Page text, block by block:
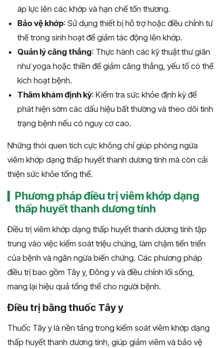
áp lực lên các khớp và hạn chế tổn thương.
Bảo vệ khớp: Sử dụng thiết bị hỗ trợ hoặc điều chỉnh tư
thế trong sinh hoạt để giảm tác động lên khớp.
Quản lý căng thẳng: Thực hành các kỹ thuật thư giãn
như yoga hoặc thiền để giảm căng thẳng, yếu tố có thể
kích hoạt bệnh.
Thăm khám định kỳ: Kiểm tra sức khỏe định kỳ để
phát hiện sớm các dấu hiệu bất thường và theo dõi tình
trạng bệnh nếu có nguy cơ cao.
Những thói quen tích cực không chỉ giúp phòng ngừa
viêm khớp dạng thấp huyết thanh dương tính mà còn cải
thiện sức khỏe tổng thể.
Phương pháp điều trị viêm khớp dạng
thấp huyết thanh dương tính
Điều trị viêm khớp dạng thấp huyết thanh dương tính tập
trung vào việc kiểm soát triệu chứng, làm chậm tiến triển
của bệnh và ngăn ngừa biến chứng. Các phương pháp
điều trị bao gồm Tây y, Đông y và điều chỉnh lối sống,
mang lại hiệu quả tổng thể cho người bệnh.
Điều trị bằng thuốc Tây y
Thuốc Tây y là nền tảng trong kiểm soát viêm khớp dạng
thấp huyết thanh dương tính, giúp giảm viêm và bảo vệ